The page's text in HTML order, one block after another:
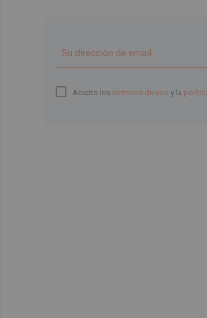
Acepto los términos de uso y la